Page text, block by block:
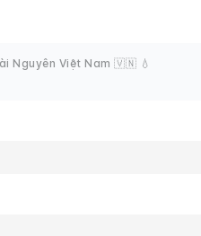
Nguyên Việt Nam 🇻🇳 💧